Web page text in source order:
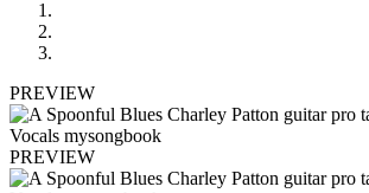
PREVIEW
PREVIEW